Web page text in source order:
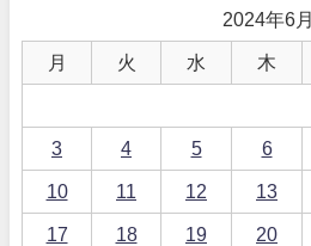
2024年6月
月 火 水 木
3 4 5 6
10 11 12 13
17 18 19 20